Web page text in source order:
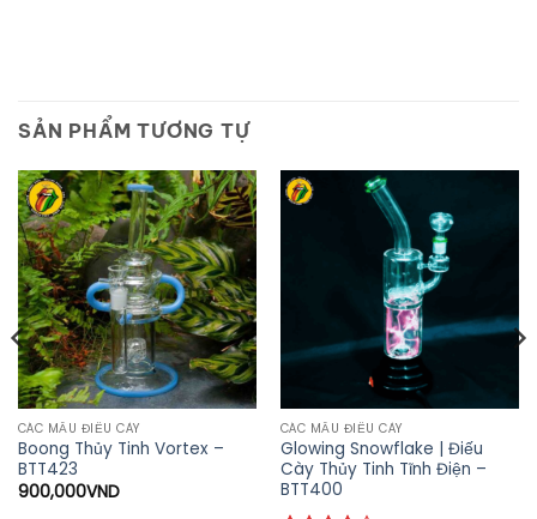
SẢN PHẨM TƯƠNG TỰ
CÁC MẪU ĐIẾU CÀY
Boong Thủy Tinh Vortex –
BTT423
900,000VND
CÁC MẪU ĐIẾU CÀY
Glowing Snowflake | Điếu
Cày Thủy Tinh Tĩnh Điện –
BTT400